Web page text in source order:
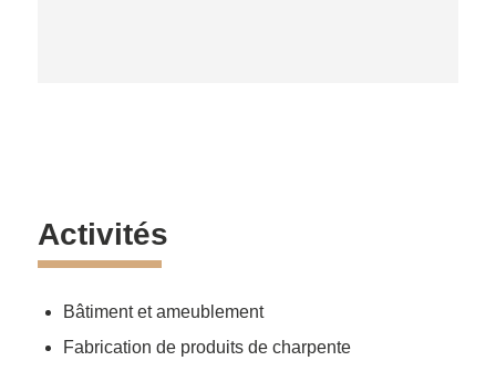
Activités
Bâtiment et ameublement
Fabrication de produits de charpente